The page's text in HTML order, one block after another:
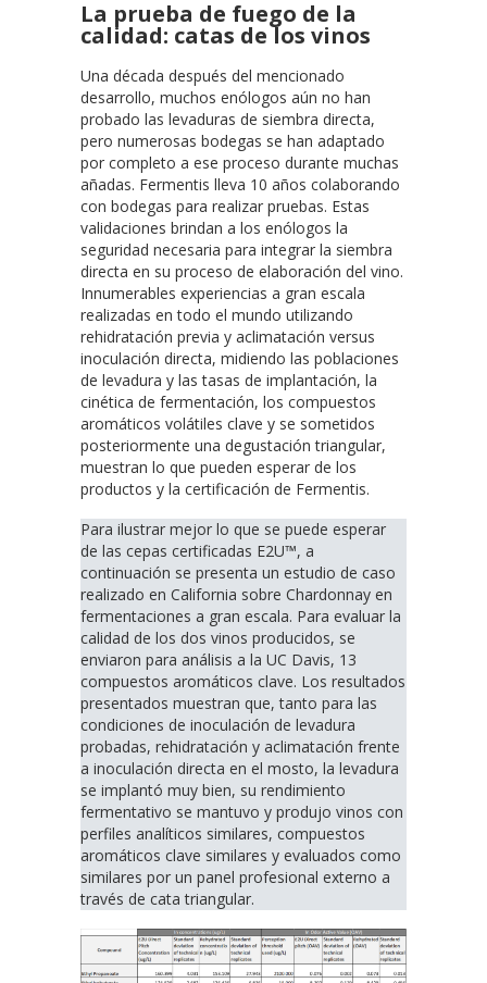
La prueba de fuego de la
calidad: catas de los vinos
Una década después del mencionado
desarrollo, muchos enólogos aún no han
probado las levaduras de siembra directa,
pero numerosas bodegas se han adaptado
por completo a ese proceso durante muchas
añadas. Fermentis lleva 10 años colaborando
con bodegas para realizar pruebas. Estas
validaciones brindan a los enólogos la
seguridad necesaria para integrar la siembra
directa en su proceso de elaboración del vino.
Innumerables experiencias a gran escala
realizadas en todo el mundo utilizando
rehidratación previa y aclimatación versus
inoculación directa, midiendo las poblaciones
de levadura y las tasas de implantación, la
cinética de fermentación, los compuestos
aromáticos volátiles clave y se sometidos
posteriormente una degustación triangular,
muestran lo que pueden esperar de los
productos y la certificación de Fermentis.
Para ilustrar mejor lo que se puede esperar
de las cepas certificadas E2U™, a
continuación se presenta un estudio de caso
realizado en California sobre Chardonnay en
fermentaciones a gran escala. Para evaluar la
calidad de los dos vinos producidos, se
enviaron para análisis a la UC Davis, 13
compuestos aromáticos clave. Los resultados
presentados muestran que, tanto para las
condiciones de inoculación de levadura
probadas, rehidratación y aclimatación frente
a inoculación directa en el mosto, la levadura
se implantó muy bien, su rendimiento
fermentativo se mantuvo y produjo vinos con
perfiles analíticos similares, compuestos
aromáticos clave similares y evaluados como
similares por un panel profesional externo a
través de cata triangular.